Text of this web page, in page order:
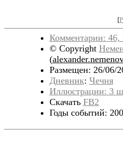
[
Комментарии: 46,
© Copyright
(
Размещен: 26/06/
Дневник: Чечня
Иллюстрации: 3
Скачать FB2
Годы событий: